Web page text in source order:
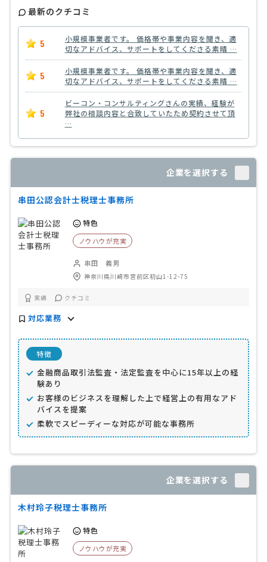
最新のクチコミ
5
小規模事業者です。 価格帯や事業内容を聞き、適
切なアドバイス、サポートをしてくださる素晴 …
5
小規模事業者です。 価格帯や事業内容を聞き、適
切なアドバイス、サポートをしてくださる素晴 …
5
ビーコン・コンサルティングさんの実績、経験が
弊社の相談内容と合致していたため契約させて頂
…
企業を選択する
串田公認会計士税理士事務所
特色
ノウハウが充実
串田 義男
神奈川県川崎市宮前区初山1-12-75
実績 クチコミ
対応業務
特徴
金融商品取引法監査・法定監査を中心に15年以上の経
験あり
お客様のビジネスを理解した上で経営上の有用なアド
バイスを提案
柔軟でスピーディーな対応が可能な事務所
企業を選択する
木村玲子税理士事務所
特色
ノウハウが充実